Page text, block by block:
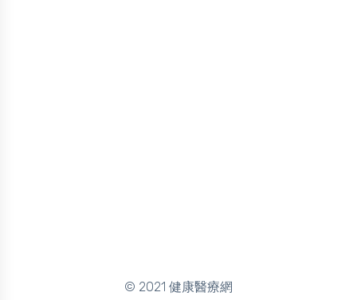
© 2021 健康醫療網